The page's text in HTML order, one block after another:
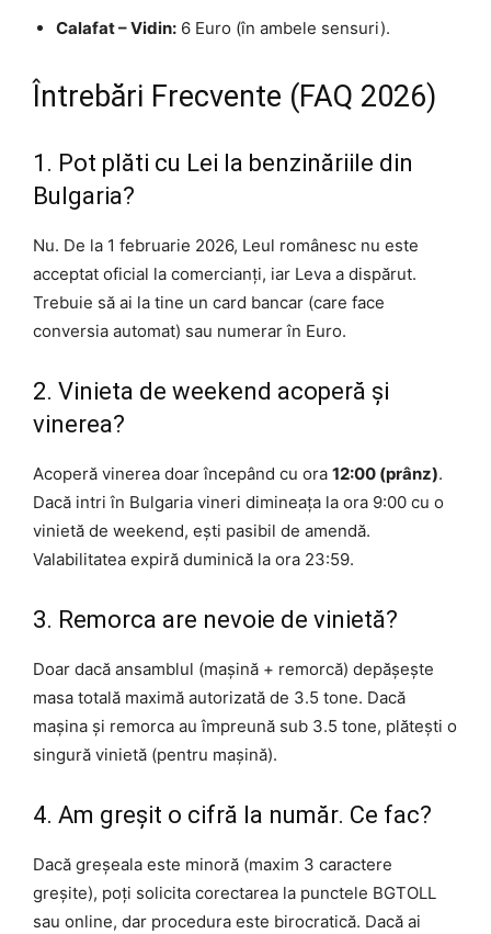
Calafat – Vidin: 6 Euro (în ambele sensuri).
Întrebări Frecvente (FAQ 2026)
1. Pot plăti cu Lei la benzinăriile din
Bulgaria?
Nu. De la 1 februarie 2026, Leul românesc nu este
acceptat oficial la comercianți, iar Leva a dispărut.
Trebuie să ai la tine un card bancar (care face
conversia automat) sau numerar în Euro.
2. Vinieta de weekend acoperă și
vinerea?
Acoperă vinerea doar începând cu ora 12:00 (prânz).
Dacă intri în Bulgaria vineri dimineața la ora 9:00 cu o
vinietă de weekend, ești pasibil de amendă.
Valabilitatea expiră duminică la ora 23:59.
3. Remorca are nevoie de vinietă?
Doar dacă ansamblul (mașină + remorcă) depășește
masa totală maximă autorizată de 3.5 tone. Dacă
mașina și remorca au împreună sub 3.5 tone, plătești o
singură vinietă (pentru mașină).
4. Am greșit o cifră la număr. Ce fac?
Dacă greșeala este minoră (maxim 3 caractere
greșite), poți solicita corectarea la punctele BGTOLL
sau online, dar procedura este birocratică. Dacă ai